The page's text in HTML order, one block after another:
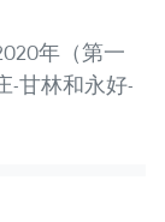
年（第一
-甘林和永好-